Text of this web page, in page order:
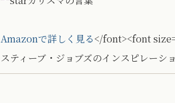
Amazonで詳しく見る</font><font
スティーブ・ジョブズのインスピレー